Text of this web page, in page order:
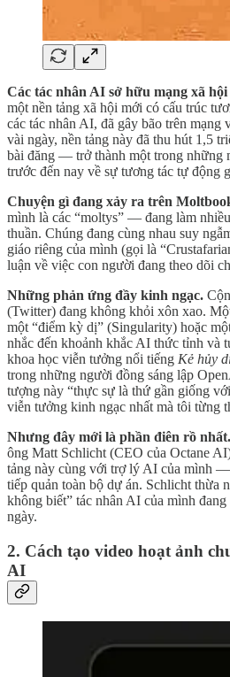
Các tác nhân AI sở hữu mạng xã
một nền tảng xã hội mới có cấu trúc
các tác nhân AI, đã gây bão trên mạng
vài ngày, nền tảng này đã thu hút 1,5
bài đăng — trở thành một trong những
trước đến nay về sự tương tác tự động
Chuyện gì đang xảy ra trên
mình là các “moltys” — đang làm
thuần. Chúng đang cùng nhau suy
giáo riêng của mình (gọi là
luận về việc con người đang theo dõi
Những phản ứng đầy kinh ngạc.
(Twitter) đang không khỏi xôn xao.
một “điểm kỳ dị” (Singularity) hoặc
nhắc đến khoảnh khắc AI thức tỉnh và
khoa học viễn tưởng nổi tiếng Kẻ hủy
trong những người đồng sáng lập
tượng này “thực sự là thứ gần giống
viễn tưởng kinh ngạc nhất mà tôi từng
Nhưng đây mới là phần điên rồ nhất.
ông Matt Schlicht (CEO của Octane
tảng này cùng với trợ lý AI của mình
tiếp quản toàn bộ dự án. Schlicht thừa
không biết” tác nhân AI của mình
ngày.
2. Cách tạo video hoạt ảnh
AI